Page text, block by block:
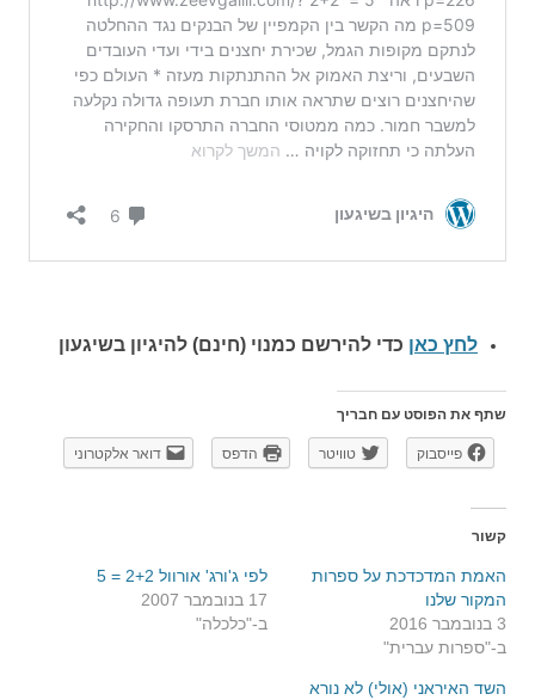
לחץ כאן כדי להירשם כמנוי (חינם) להיגיון בשיגעון
שתף את הפוסט עם חבריך
פייסבוק טוויטר הדפס דואר אלקטרוני
קשור
האמת המדכדכת על ספרות
המקור שלנו
3 בנובמבר 2016
ב-"ספרות עברית"
לפי ג'ורג' אורוול 2+2 = 5
17 בנובמבר 2007
ב-"כלכלה"
השד האיראני (אולי) לא נורא